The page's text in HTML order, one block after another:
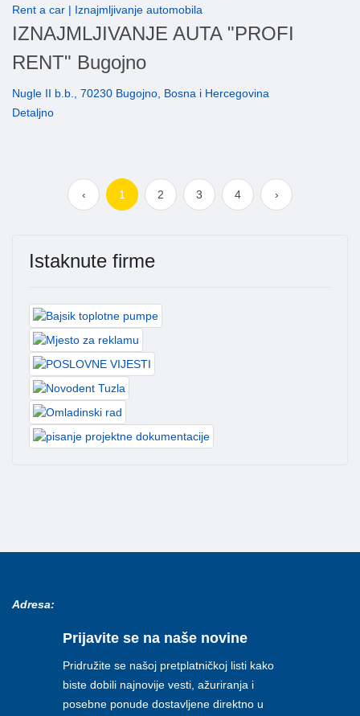
Rent a car | Iznajmljivanje automobila
IZNAJMLJIVANJE AUTA "PROFI
RENT" Bugojno
Nugle II b.b., 70230 Bugojno, Bosna i Hercegovina
Detaljno
‹ 1 2 3 4 ›
Istaknute firme
Adresa:
Prijavite se na naše novine
Pridružite se našoj pretplatničkoj listi kako
biste dobili najnovije vesti, ažuriranja i
posebne ponude dostavljene direktno u